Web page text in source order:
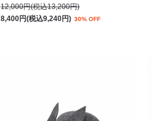
12,000円(税込13,200円)
8,400円(税込9,240円) 30% OFF